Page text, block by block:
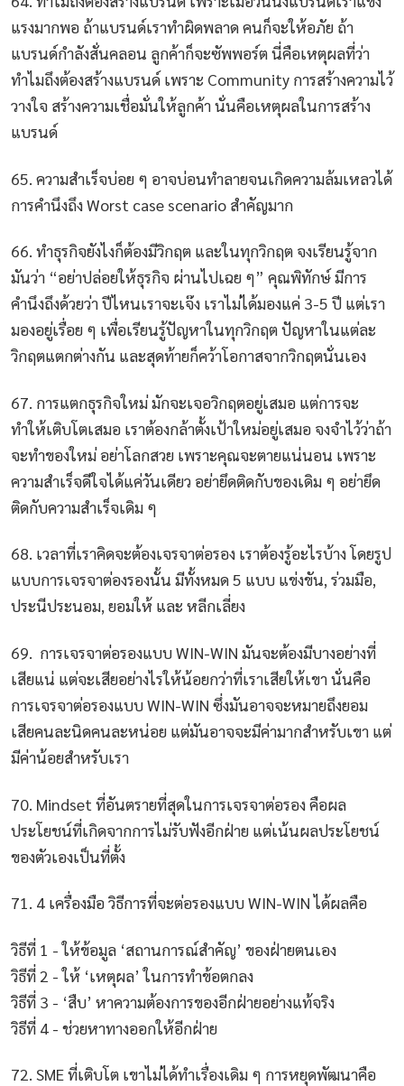
แรงมากพอ ถ้าแบรนด์เราทำผิดพลาด คนก็จะให้อภัย ถ้า
แบรนด์กำลังสั่นคลอน ลูกค้าก็จะซัพพอร์ต นี่คือเหตุผลที่ว่า
ทำไมถึงต้องสร้างแบรนด์ เพราะ Community การสร้างความไว้
วางใจ สร้างความเชื่อมั่นให้ลูกค้า นั่นคือเหตุผลในการสร้าง
แบรนด์
65. ความสำเร็จบ่อย ๆ อาจบ่อนทำลายจนเกิดความล้มเหลวได้
การคำนึงถึง Worst case scenario สำคัญมาก
66. ทำธุรกิจยังไงก็ต้องมีวิกฤต และในทุกวิกฤต จงเรียนรู้จาก
มันว่า “อย่าปล่อยให้ธุรกิจ ผ่านไปเฉย ๆ” คุณพิทักษ์ มีการ
คำนึงถึงด้วยว่า ปีไหนเราจะเจ๊ง เราไม่ได้มองแค่ 3-5 ปี แต่เรา
มองอยู่เรื่อย ๆ เพื่อเรียนรู้ปัญหาในทุกวิกฤต ปัญหาในแต่ละ
วิกฤตแตกต่างกัน และสุดท้ายก็คว้าโอกาสจากวิกฤตนั่นเอง
67. การแตกธุรกิจใหม่ มักจะเจอวิกฤตอยู่เสมอ แต่การจะ
ทำให้เติบโตเสมอ เราต้องกล้าตั้งเป้าใหม่อยู่เสมอ จงจำไว้ว่าถ้า
จะทำของใหม่ อย่าโลกสวย เพราะคุณจะตายแน่นอน เพราะ
ความสำเร็จดีใจได้แค่วันเดียว อย่ายึดติดกับของเดิม ๆ อย่ายึด
ติดกับความสำเร็จเดิม ๆ
68. เวลาที่เราคิดจะต้องเจรจาต่อรอง เราต้องรู้อะไรบ้าง โดยรูป
แบบการเจรจาต่องรองนั้น มีทั้งหมด 5 แบบ แข่งขัน, ร่วมมือ,
ประนีประนอม, ยอมให้ และ หลีกเลี่ยง
69. การเจรจาต่อรองแบบ WIN-WIN มันจะต้องมีบางอย่างที่
เสียแน่ แต่จะเสียอย่างไรให้น้อยกว่าที่เราเสียให้เขา นั่นคือ
การเจรจาต่อรองแบบ WIN-WIN ซึ่งมันอาจจะหมายถึงยอม
เสียคนละนิดคนละหน่อย แต่มันอาจจะมีค่ามากสำหรับเขา แต่
มีค่าน้อยสำหรับเรา
70. Mindset ที่อันตรายที่สุดในการเจรจาต่อรอง คือผล
ประโยชน์ที่เกิดจากการไม่รับฟังอีกฝ่าย แต่เน้นผลประโยชน์
ของตัวเองเป็นที่ตั้ง
71. 4 เครื่องมือ วิธีการที่จะต่อรองแบบ WIN-WIN ได้ผลคือ
วิธีที่ 1 - ให้ข้อมูล ‘สถานการณ์สำคัญ’ ของฝ่ายตนเอง
วิธีที่ 2 - ให้ ‘เหตุผล’ ในการทำข้อตกลง
วิธีที่ 3 - ‘สืบ’ หาความต้องการของอีกฝ่ายอย่างแท้จริง
วิธีที่ 4 - ช่วยหาทางออกให้อีกฝ่าย
72. SME ที่เติบโต เขาไม่ได้ทำเรื่องเดิม ๆ การหยุดพัฒนาคือ